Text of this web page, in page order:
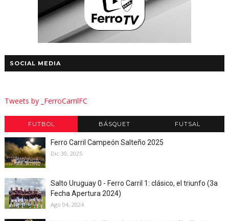
SOCIAL MEDIA
Tweets by _FerroCarrilFC
FUTBOL BÁSQUET FUTSAL
Ferro Carril Campeón Salteño 2025
Dic 30, 2025
Salto Uruguay 0 - Ferro Carril 1: clásico, el triunfo (3a
Fecha Apertura 2024)
Ago 04, 2024